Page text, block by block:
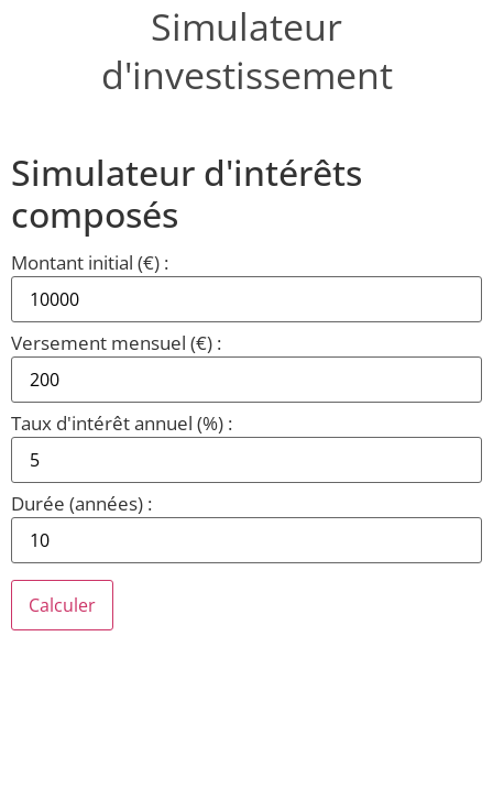
Simulateur
d'investissement
Simulateur d'intérêts
composés
Montant initial (€) :
Versement mensuel (€) :
Taux d'intérêt annuel (%) :
Durée (années) :
Calculer